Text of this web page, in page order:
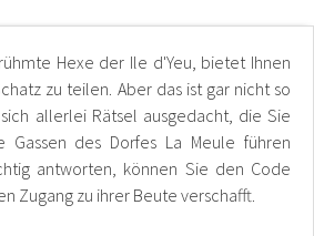
Hexe der Ile d'Yeu, bietet Ihnen
zu teilen. Aber das ist gar nicht so
allerlei Rätsel ausgedacht, die Sie
des Dorfes La Meule führen
antworten, können Sie den Code
Zugang zu ihrer Beute verschafft.